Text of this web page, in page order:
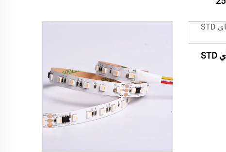
معيار RGBW120 لوميتاي STD